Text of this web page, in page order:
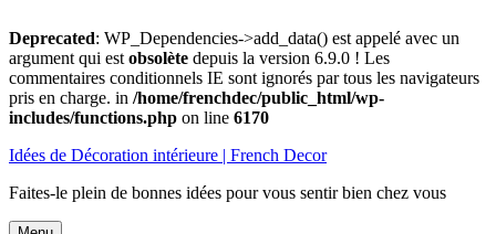
Deprecated: WP_Dependencies->add_data() est appelé avec un
argument qui est obsolète depuis la version 6.9.0 ! Les
commentaires conditionnels IE sont ignorés par tous les navigateurs
pris en charge. in /home/frenchdec/public_html/wp-
includes/functions.php on line 6170
au
Idées de Décoration intérieure | French Decor
Faites-le plein de bonnes idées pour vous sentir bien chez vous